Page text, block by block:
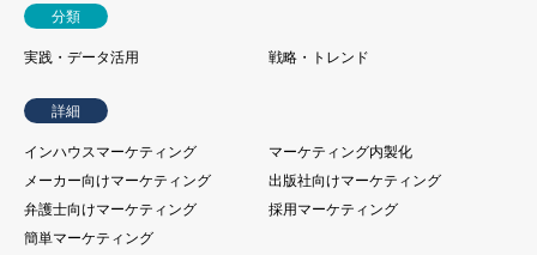
分類
実践・データ活用
戦略・トレンド
詳細
インハウスマーケティング
マーケティング内製化
メーカー向けマーケティング
出版社向けマーケティング
弁護士向けマーケティング
採用マーケティング
簡単マーケティング